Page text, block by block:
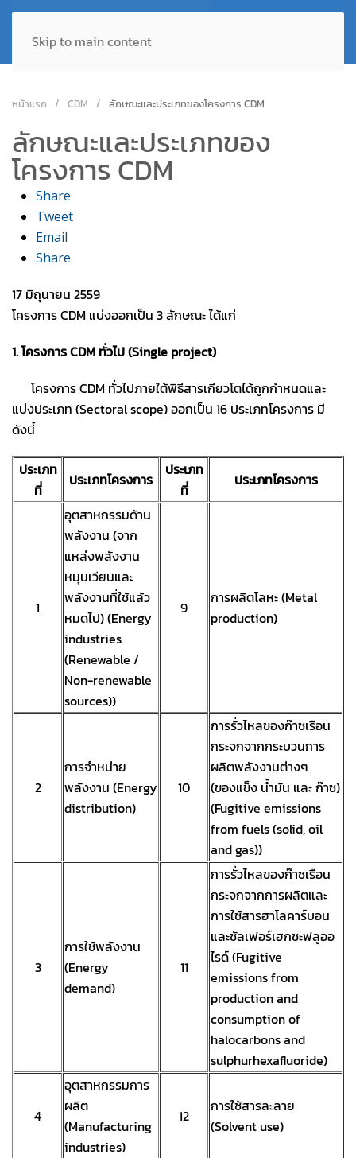
Skip to main content
หน้าแรก CDM ลักษณะและประเภทของโครงการ CDM
ลักษณะและประเภทของ
โครงการ CDM
Share
Tweet
Email
Share
17 มิถุนายน 2559
โครงการ CDM แบ่งออกเป็น 3 ลักษณะ ได้แก่
1. โครงการ CDM ทั่วไป (Single project)
โครงการ CDM ทั่วไปภายใต้พิธีสารเกียวโตได้ถูกกำหนดและ
แบ่งประเภท (Sectoral scope) ออกเป็น 16 ประเภทโครงการ มี
ดังนี้
ประเภท
ที่
ประเภทโครงการ
ประเภท
ที่
ประเภทโครงการ
1
อุตสาหกรรมด้าน
พลังงาน (จาก
แหล่งพลังงาน
หมุนเวียนและ
พลังงานที่ใช้แล้ว
หมดไป) (Energy
industries
(Renewable /
Non-renewable
sources))
9
การผลิตโลหะ (Metal
production)
2
การจำหน่าย
พลังงาน (Energy
distribution)
10
การรั่วไหลของก๊าซเรือน
กระจกจากกระบวนการ
ผลิตพลังงานต่างๆ
(ของแข็ง น้ำมัน และ ก๊าซ)
(Fugitive emissions
from fuels (solid, oil
and gas))
3
การใช้พลังงาน
(Energy
demand)
11
การรั่วไหลของก๊าซเรือน
กระจกจากการผลิตและ
การใช้สารฮาโลคาร์บอน
และซัลเฟอร์เฮกซะฟลูออ
ไรด์ (Fugitive
emissions from
production and
consumption of
halocarbons and
sulphurhexafluoride)
4
อุตสาหกรรมการ
ผลิต
(Manufacturing
industries)
12
การใช้สารละลาย
(Solvent use)